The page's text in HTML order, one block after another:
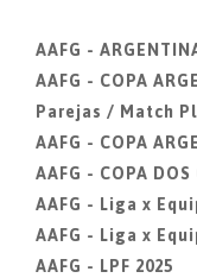
AAFG -
AAFG - COPA
Parejas / Match
AAFG - COPA
AAFG - COPA
AAFG - Liga x
AAFG - Liga x
AAFG - LPF 2025